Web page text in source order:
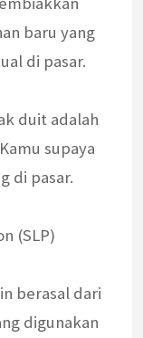
baru yang
di pasar.
duit adalah
supaya
di pasar.
(SLP)
berasal dari
digunakan